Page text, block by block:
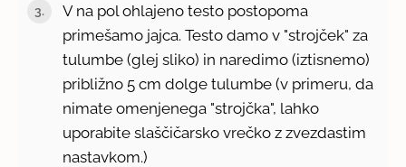
V na pol ohlajeno testo postopoma
primešamo jajca. Testo damo v "strojček" za
tulumbe (glej sliko) in naredimo (iztisnemo)
približno 5 cm dolge tulumbe (v primeru, da
nimate omenjenega "strojčka", lahko
uporabite slaščičarsko vrečko z zvezdastim
nastavkom.)